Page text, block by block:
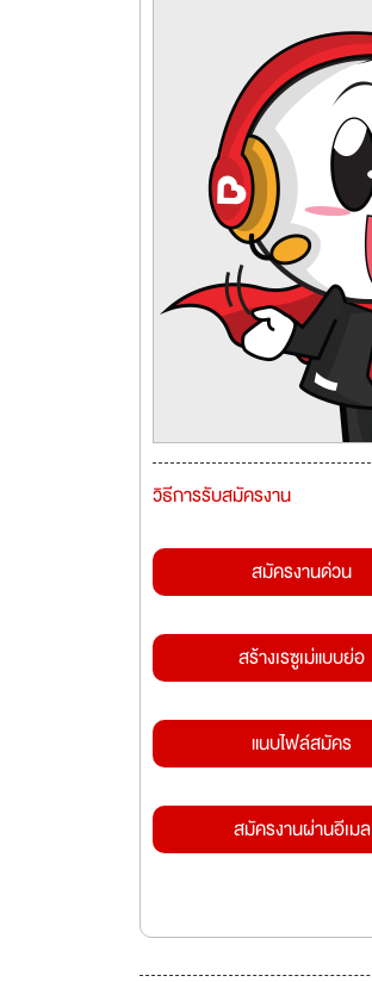
วิธีการรับสมัครงาน
สมัครงานด่วน
สร้างเรซูเม่แบบย่อ
แนบไฟล์สมัคร
สมัครงานผ่านอีเมล